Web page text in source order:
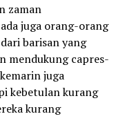
zaman
juga orang-orang
barisan yang
mendukung capres-
juga
kebetulan kurang
kurang